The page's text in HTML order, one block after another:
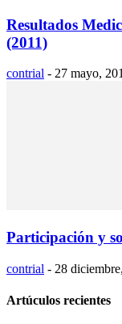
Resultados
(2011)
contrial - 27 mayo,
Participación y
contrial - 28
Artúculos recientes